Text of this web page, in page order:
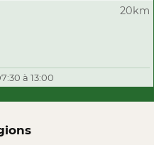
20km
à 13:00